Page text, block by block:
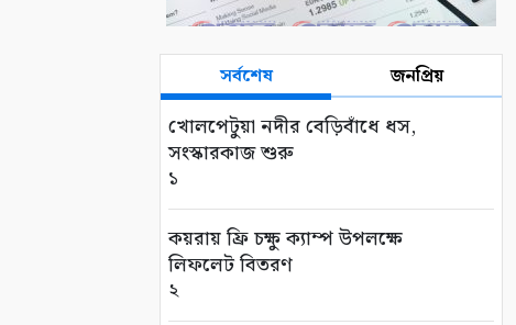
সর্বশেষ জনপ্রিয়
খোলপেটুয়া নদীর বেড়িবাঁধে ধস,
সংস্কারকাজ শুরু
১
কয়রায় ফ্রি চক্ষু ক্যাম্প উপলক্ষে
লিফলেট বিতরণ
২